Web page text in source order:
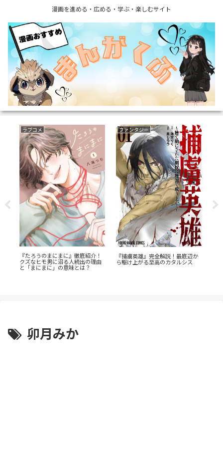
漫画を進める・広める・学ぶ・楽しむサイト
ラブコメ
『たろうのまにまに』徹底紹介！
クズなヒモ男に沼る人続出の理由
と「まにまに」の意味とは？
ファンタジー
『捕虜英雄』完全解説！最底辺か
ら駆け上がる至高のカタルシス
卯月みか